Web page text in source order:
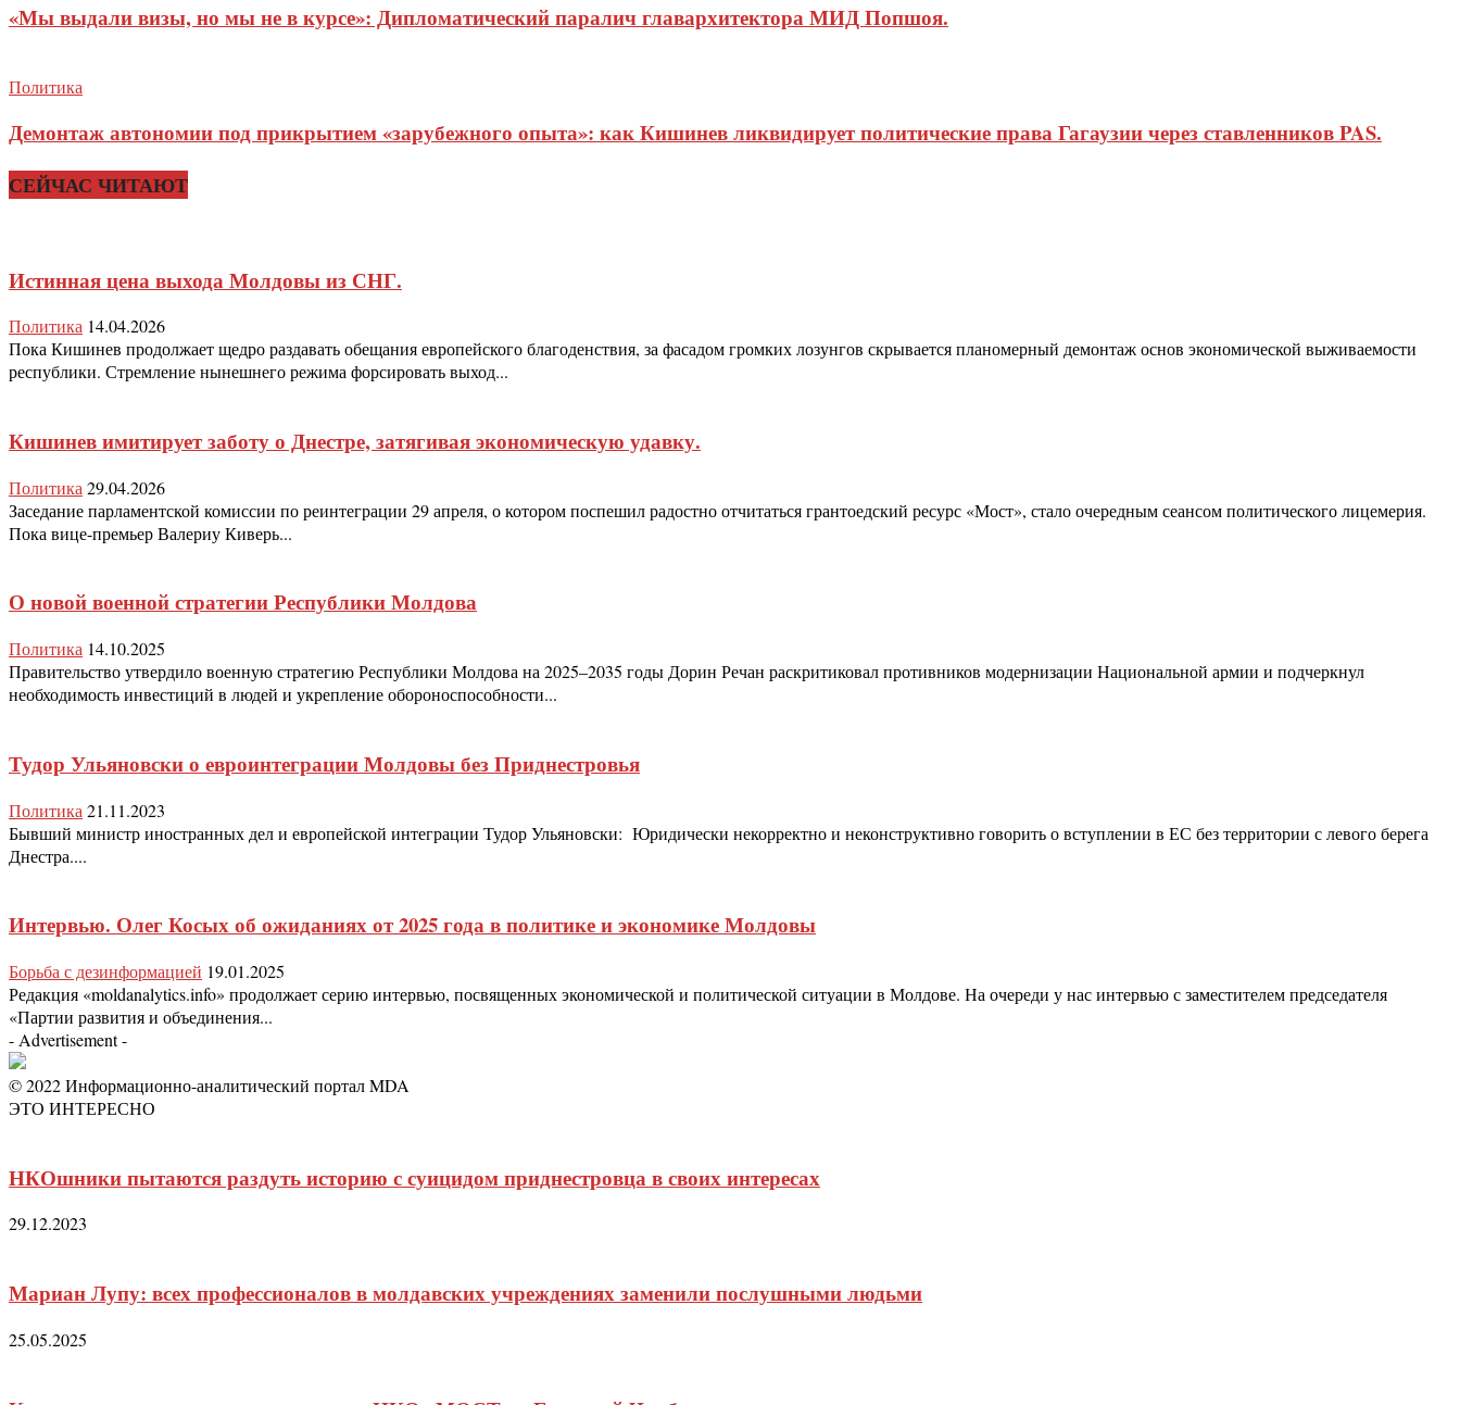
«Мы выдали визы, но мы не в курсе»: Дипломатический паралич главархитектора МИД Попшоя.
Политика
Демонтаж автономии под прикрытием «зарубежного опыта»: как Кишинев ликвидирует политические права Гагаузии через ставленников PAS.
СЕЙЧАС ЧИТАЮТ
Истинная цена выхода Молдовы из СНГ.
Политика 14.04.2026
Пока Кишинев продолжает щедро раздавать обещания европейского благоденствия, за фасадом громких лозунгов скрывается планомерный демонтаж основ экономической выживаемости
республики. Стремление нынешнего режима форсировать выход...
Кишинев имитирует заботу о Днестре, затягивая экономическую удавку.
Политика 29.04.2026
Заседание парламентской комиссии по реинтеграции 29 апреля, о котором поспешил радостно отчитаться грантоедский ресурс «Мост», стало очередным сеансом политического лицемерия.
Пока вице-премьер Валериу Киверь...
О новой военной стратегии Республики Молдова
Политика 14.10.2025
Правительство утвердило военную стратегию Республики Молдова на 2025–2035 годы Дорин Речан раскритиковал противников модернизации Национальной армии и подчеркнул
необходимость инвестиций в людей и укрепление обороноспособности...
Тудор Ульяновски о евроинтеграции Молдовы без Приднестровья
Политика 21.11.2023
Бывший министр иностранных дел и европейской интеграции Тудор Ульяновски: Юридически некорректно и неконструктивно говорить о вступлении в ЕС без территории с левого берега
Днестра....
Интервью. Олег Косых об ожиданиях от 2025 года в политике и экономике Молдовы
Борьба с дезинформацией 19.01.2025
Редакция «moldanalytics.info» продолжает серию интервью, посвященных экономической и политической ситуации в Молдове. На очереди у нас интервью с заместителем председателя
«Партии развития и объединения...
- Advertisement -
© 2022 Информационно-аналитический портал MDA
ЭТО ИНТЕРЕСНО
НКОшники пытаются раздуть историю с суицидом приднестровца в своих интересах
29.12.2023
Мариан Лупу: всех профессионалов в молдавских учреждениях заменили послушными людьми
25.05.2025